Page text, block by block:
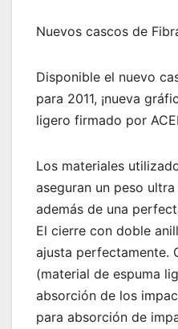
Nuevos cascos de
Disponible el nuevo
para 2011, ¡nueva
ligero firmado por
Los materiales
aseguran un peso
además de una
El cierre con doble
ajusta perfectamente.
(material de espuma
absorción de los
para absorción de